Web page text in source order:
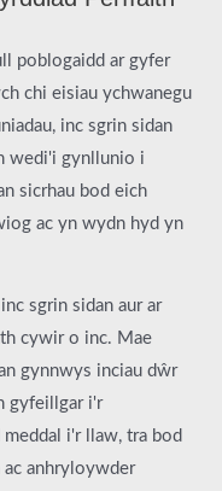
poblogaidd ar gyfer
chi eisiau ychwanegu
inc sgrin sidan
wedi'i gynllunio i
sicrhau bod eich
ac yn wydn hyd yn
sgrin sidan aur ar
cywir o inc. Mae
gynnwys inciau dŵr
gyfeillgar i'r
i'r llaw, tra bod
anhryloywder